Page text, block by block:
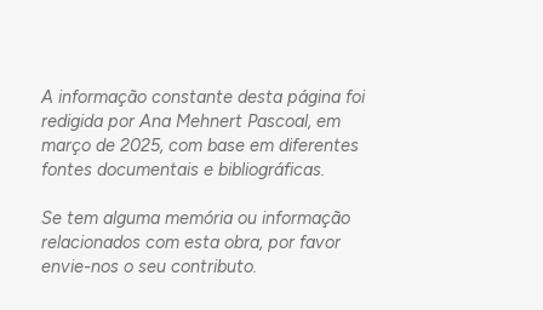
A informação constante desta página foi
redigida por Ana Mehnert Pascoal, em
março de 2025, com base em diferentes
fontes documentais e bibliográficas.
Se tem alguma memória ou informação
relacionados com esta obra, por favor
envie-nos o seu contributo.